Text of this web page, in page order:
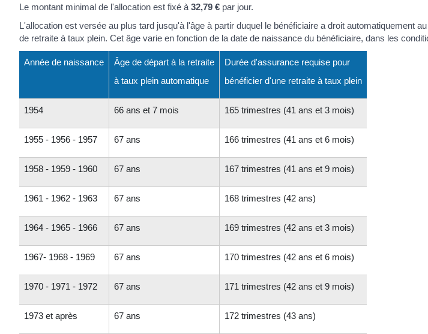
Le montant minimal de l'allocation est fixé à 32,79 € par jour.
L'allocation est versée au plus tard jusqu'à l'âge à partir duquel le bénéficiaire a droit automatiquement
de retraite à taux plein. Cet âge varie en fonction de la date de naissance du bénéficiaire, dans les
Année de naissance
Âge de départ à la retraite
à taux plein automatique
Durée d'assurance requise pour
bénéficier d'une retraite à taux plein
1954 66 ans et 7 mois 165 trimestres (41 ans et 3 mois)
1955 - 1956 - 1957 67 ans 166 trimestres (41 ans et 6 mois)
1958 - 1959 - 1960 67 ans 167 trimestres (41 ans et 9 mois)
1961 - 1962 - 1963 67 ans 168 trimestres (42 ans)
1964 - 1965 - 1966 67 ans 169 trimestres (42 ans et 3 mois)
1967- 1968 - 1969 67 ans 170 trimestres (42 ans et 6 mois)
1970 - 1971 - 1972 67 ans 171 trimestres (42 ans et 9 mois)
1973 et après 67 ans 172 trimestres (43 ans)